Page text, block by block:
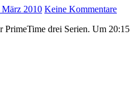
März 2010 Keine Kommentare
PrimeTime drei Serien. Um